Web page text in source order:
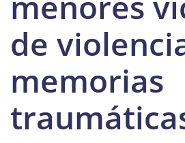
de
memorias